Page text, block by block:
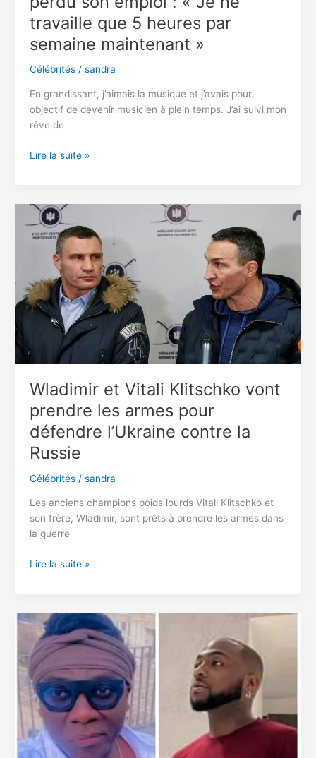
travaille que 5 heures par
semaine maintenant »
Célébrités/ sandra
En grandissant, j’aimais la musique et j’avais pour
objectif de devenir musicien à plein temps. J’ai suivi mon
rêve de
Cet
ans
gagne
euros
par
mois
revenus
passifs
avoir
son
emploi :
« Je
travaille
par
semaine
Lire la suite »
Wladimir et Vitali Klitschko vont
prendre les armes pour
défendre l’Ukraine contre la
Russie
Célébrités/ sandra
Les anciens champions poids lourds Vitali Klitschko et
son frère, Wladimir, sont prêts à prendre les armes dans
la guerre
Wladimir
vont
prendre
les
armes
pour
défendre
l’Ukraine
contre
la
Lire la suite »